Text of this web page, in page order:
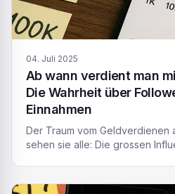
04. Juli 2025
Ab wann verdient man
Die Wahrheit über
Einnahmen
Der Traum vom Geldverdienen
sehen sie alle: Die grossen
Lebensunterhalt verdienen.